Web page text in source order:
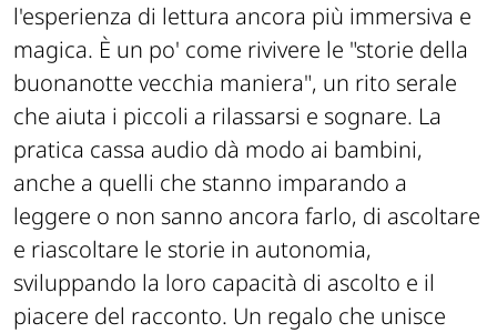
l'esperienza di lettura ancora più immersiva e
magica. È un po' come rivivere le "storie della
buonanotte vecchia maniera", un rito serale
che aiuta i piccoli a rilassarsi e sognare. La
pratica cassa audio dà modo ai bambini,
anche a quelli che stanno imparando a
leggere o non sanno ancora farlo, di ascoltare
e riascoltare le storie in autonomia,
sviluppando la loro capacità di ascolto e il
piacere del racconto. Un regalo che unisce